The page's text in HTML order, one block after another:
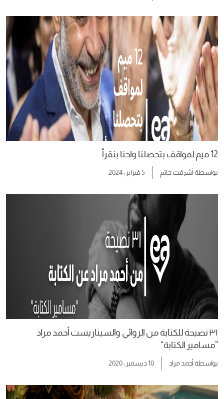
12 ميم لمواقف بتحصلنا واحنا بنقرأ
بواسطةأشرقت حاتم 5 فبراير، 2024
٣١ نصيحة للكتابة من الروائي والسيناريست أحمد مراد
”مسامير الكتابة“
بواسطةأحمد مراد 10 ديسمبر، 2020